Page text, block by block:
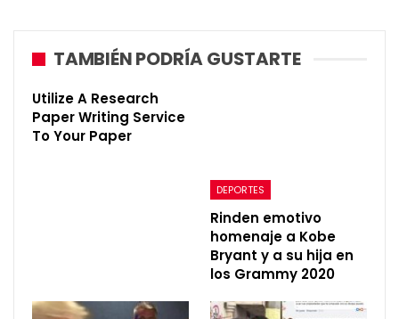
TAMBIÉN PODRÍA GUSTARTE
Utilize A Research
Paper Writing Service
To Your Paper
DEPORTES
Rinden emotivo
homenaje a Kobe
Bryant y a su hija en
los Grammy 2020